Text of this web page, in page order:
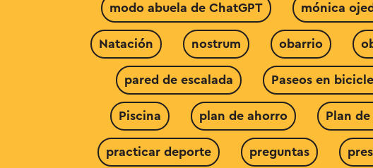
modo abuela de ChatGPT mónica
Natación nostrum obarrio
pared de escalada Paseos en
Piscina plan de ahorro Plan
practicar deporte preguntas